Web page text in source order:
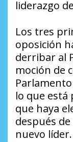
liderazgo
Los tres
oposición
derribar al
moción de
lo que está
que haya
después
nuevo líder.